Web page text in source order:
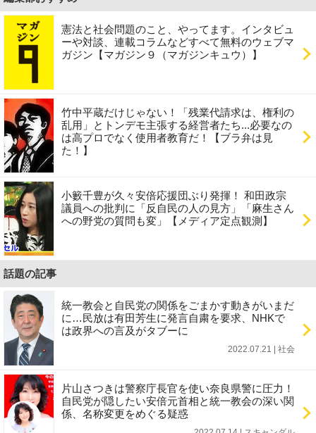
憲法と社会問題のこと、やってます。インタビュ
ーや対談、連載コラムなどすべて無料のウェブマ
ガジン【マガジン９（マガジンキュウ）】
竹中平蔵だけじゃない！「残業代請求は、権利の
乱用」とトンデモ主張する経営者たち...必要なの
は高プロでなく使用者教育だ！【ブラ弁は見
た！】
小籔千豊が久々安倍応援団ぶり発揮！ 和田政宗
議員への批判に「反自民の人の見方」「麻生さん
への野党の質問も変」【メディア定点観測】
話題の記事
統一教会と自民党の関係をごまかす動きがいまだ
に…民放は有田芳生に発言自粛を要求、NHKで
は政界への言及がタブーに
2022.07.21 | 社会
片山さつきは警察庁長官を使い奈良県警に圧力！
自民党が隠したい安倍元首相と統一教会の深い関
係、名称変更をめぐる疑惑